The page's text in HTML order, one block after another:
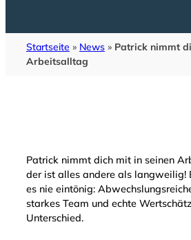
Startseite » News » Patrick nimmt
Arbeitsalltag
Patrick nimmt dich mit in seinen
der ist alles andere als
es nie eintönig:
starkes Team und echte
Unterschied.